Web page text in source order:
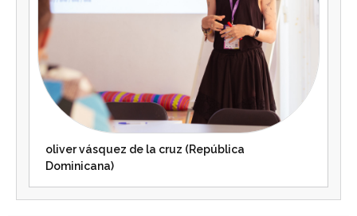
oliver vásquez de la cruz (República
Dominicana)